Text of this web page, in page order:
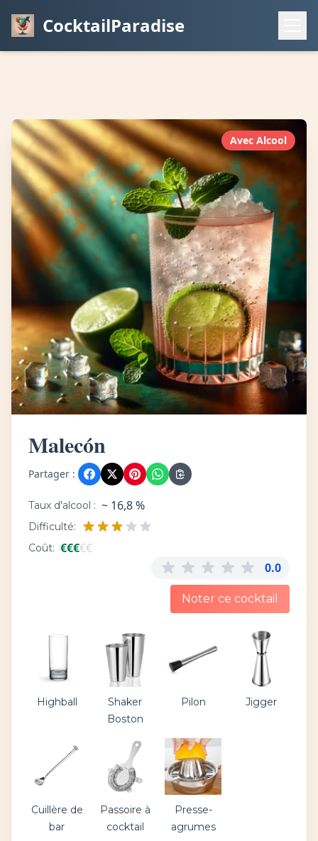
CocktailParadise
Avec Alcool
Malecón
Partager :
Taux d'alcool : ~ 16,8 %
Difficulté:
Coût: €€€€€
0.0
Noter ce cocktail
Highball
Shaker
Boston
Pilon Jigger
Cuillère de
bar
Passoire à
cocktail
Presse-
agrumes